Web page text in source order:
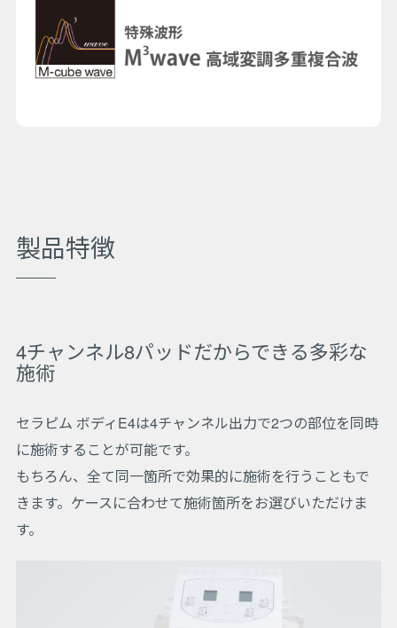
製品特徴
4チャンネル8パッドだからできる多彩な
施術
セラピム ボディE4は4チャンネル出力で2つの部位を同時
に施術することが可能です。
もちろん、全て同一箇所で効果的に施術を行うこともで
きます。ケースに合わせて施術箇所をお選びいただけま
す。